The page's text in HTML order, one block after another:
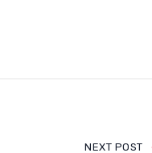
NEXT POST